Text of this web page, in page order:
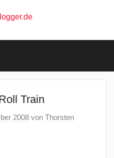
Train
2008 von Thorsten